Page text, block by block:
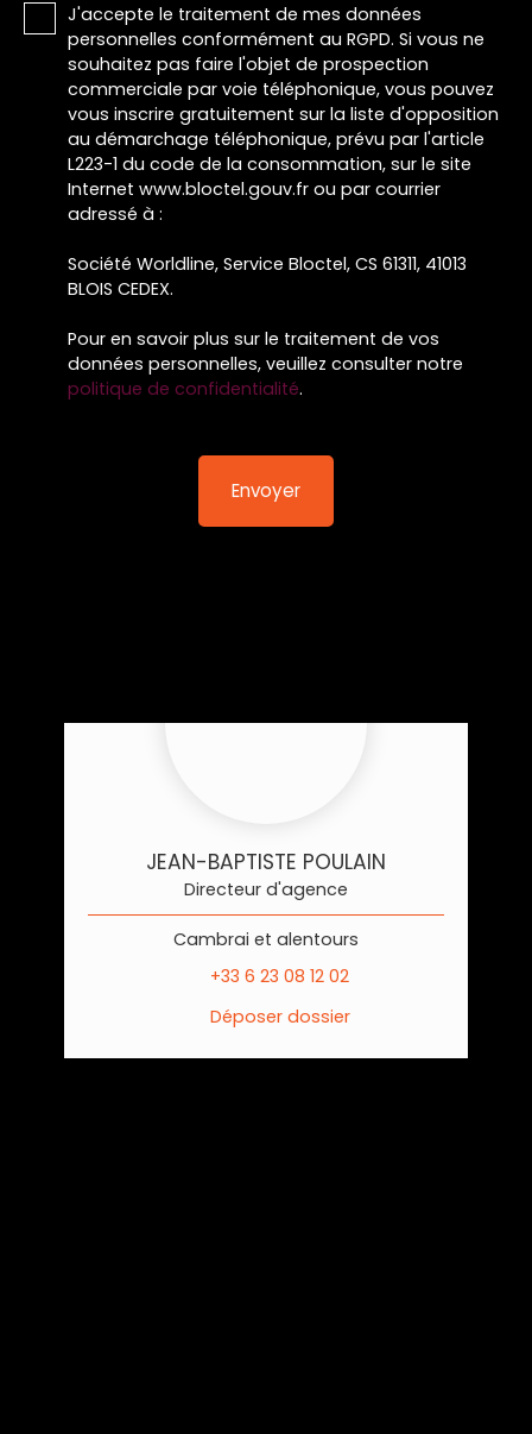
J'accepte le traitement de mes données
personnelles conformément au RGPD. Si vous ne
souhaitez pas faire l'objet de prospection
commerciale par voie téléphonique, vous pouvez
vous inscrire gratuitement sur la liste d'opposition
au démarchage téléphonique, prévu par l'article
L223-1 du code de la consommation, sur le site
Internet www.bloctel.gouv.fr ou par courrier
adressé à :
Société Worldline, Service Bloctel, CS 61311, 41013
BLOIS CEDEX.
Pour en savoir plus sur le traitement de vos
données personnelles, veuillez consulter notre
politique de confidentialité.
Envoyer
JEAN-BAPTISTE POULAIN
Directeur d'agence
Cambrai et alentours
+33 6 23 08 12 02
Déposer dossier